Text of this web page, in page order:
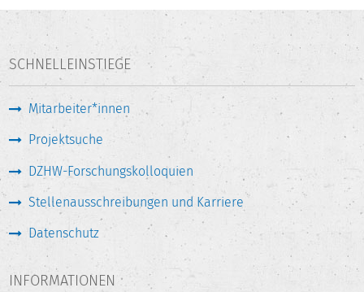
SCHNELLEINSTIEGE
Mitarbeiter*innen
Projektsuche
DZHW-Forschungskolloquien
Stellenausschreibungen und Karriere
Datenschutz
INFORMATIONEN